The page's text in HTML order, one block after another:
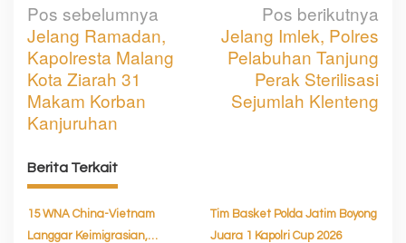
N
a
v
i
g
a
s
i
Pos sebelumnya
Jelang Ramadan,
Kapolresta Malang
Kota Ziarah 31
Makam Korban
Kanjuruhan
Pos berikutnya
Jelang Imlek, Polres
Pelabuhan Tanjung
Perak Sterilisasi
Sejumlah Klenteng
Berita Terkait
15 WNA China-Vietnam
Langgar Keimigrasian,
Tim Basket Polda Jatim Boyong
Juara 1 Kapolri Cup 2026